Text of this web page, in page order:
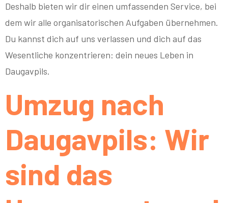
Deshalb bieten wir dir einen umfassenden Service, bei
dem wir alle organisatorischen Aufgaben übernehmen.
Du kannst dich auf uns verlassen und dich auf das
Wesentliche konzentrieren: dein neues Leben in
Daugavpils.
Umzug nach
Daugavpils: Wir
sind das